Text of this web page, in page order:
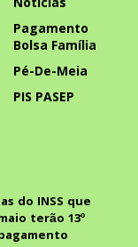
Pagamento
Bolsa Família
Pé-De-Meia
PIS PASEP
do INSS que
terão 13º